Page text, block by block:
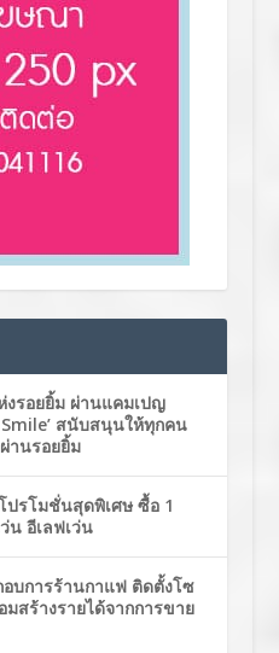
รอยยิ้ม ผ่านแคมเปญ
สนับสนุนให้ทุกคน
านรอยยิ้ม
ปรโมชั่นสุดพิเศษ ซื้อ 1
น อีเลฟเว่น
บการร้านกาแฟ ติดตั้งโซ
สร้างรายได้จากการขาย